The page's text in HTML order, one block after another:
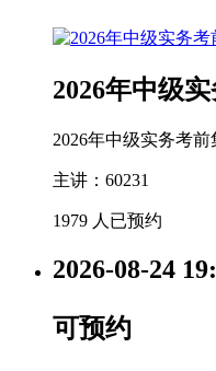
2026年中级
2026年中级实务考
主讲：60231
1979 人已预约
2026-08-24
可预约